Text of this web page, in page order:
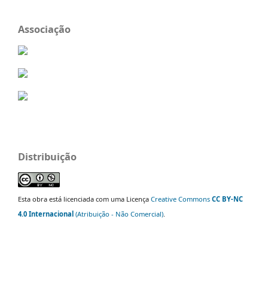
Associação
Distribuição
Esta obra está licenciada com uma Licença Creative Commons CC BY-NC
4.0 Internacional (Atribuição - Não Comercial)